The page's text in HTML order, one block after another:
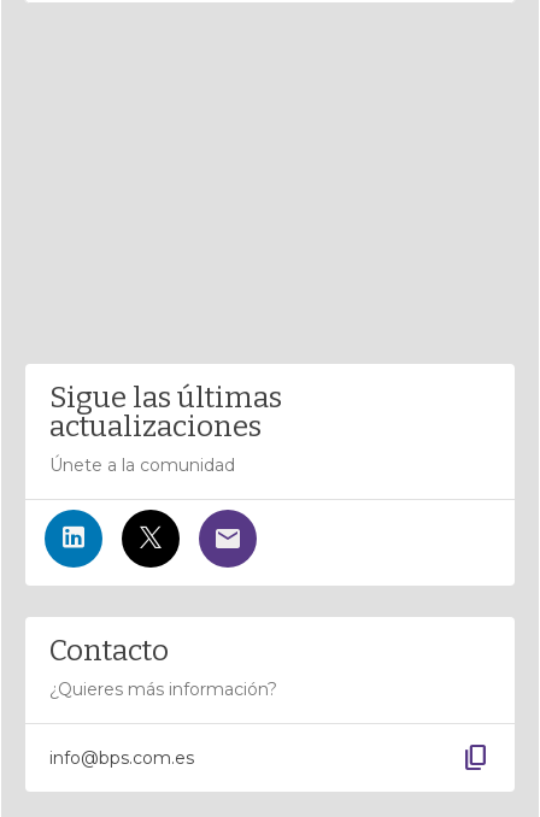
Sigue las últimas
actualizaciones
Únete a la comunidad
Contacto
¿Quieres más información?
info@bps.com.es content_copy